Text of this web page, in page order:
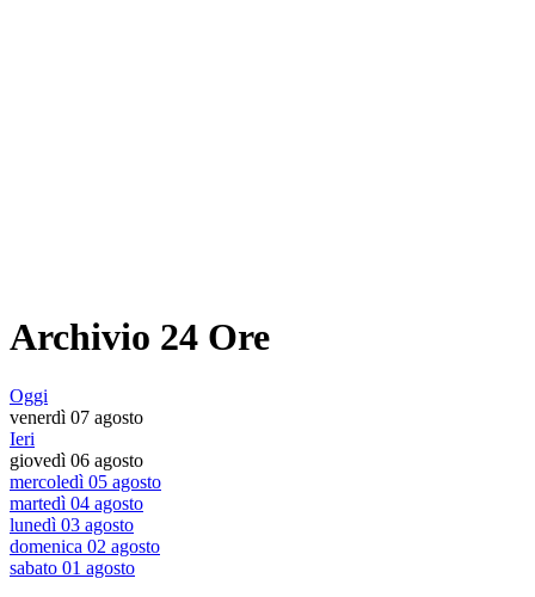
Archivio 24 Ore
Oggi
venerdì 07 agosto
Ieri
giovedì 06 agosto
mercoledì 05 agosto
martedì 04 agosto
lunedì 03 agosto
domenica 02 agosto
sabato 01 agosto